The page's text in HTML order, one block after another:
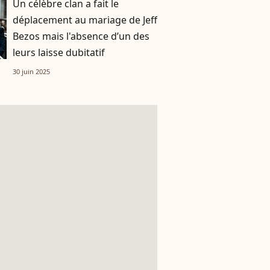
Un célèbre clan a fait le
déplacement au mariage de Jeff
Bezos mais l'absence d’un des
leurs laisse dubitatif
30 juin 2025